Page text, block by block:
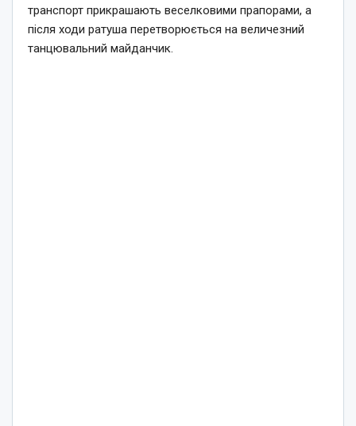
транспорт прикрашають веселковими прапорами, а
після ходи ратуша перетворюється на величезний
танцювальний майданчик.